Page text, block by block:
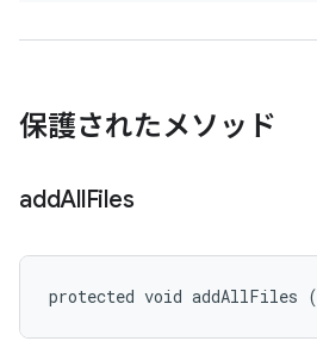
保護されたメソッド
addAllFiles
protected void addAllFiles (